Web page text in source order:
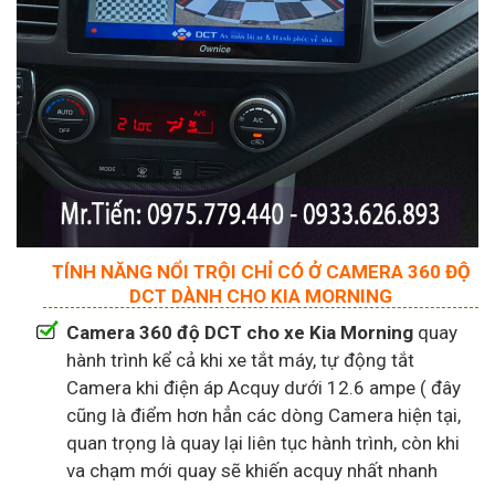
TÍNH NĂNG NỔI TRỘI CHỈ CÓ Ở CAMERA 360 ĐỘ
DCT DÀNH CHO KIA MORNING
Camera 360 độ DCT cho xe Kia Morning quay
hành trình kể cả khi xe tắt máy, tự động tắt
Camera khi điện áp Acquy dưới 12.6 ampe ( đây
cũng là điểm hơn hẳn các dòng Camera hiện tại,
quan trọng là quay lại liên tục hành trình, còn khi
va chạm mới quay sẽ khiến acquy nhất nhanh